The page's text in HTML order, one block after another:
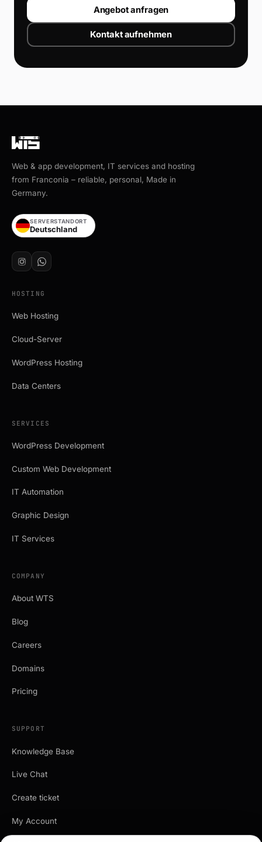
Angebot anfragen
Kontakt aufnehmen
Web & app development, IT services and hosting
from Franconia – reliable, personal, Made in
Germany.
SERVERSTANDORT
Deutschland
HOSTING
Web Hosting
Cloud-Server
WordPress Hosting
Data Centers
SERVICES
WordPress Development
Custom Web Development
IT Automation
Graphic Design
IT Services
COMPANY
About WTS
Blog
Careers
Domains
Pricing
SUPPORT
Knowledge Base
Live Chat
Create ticket
My Account